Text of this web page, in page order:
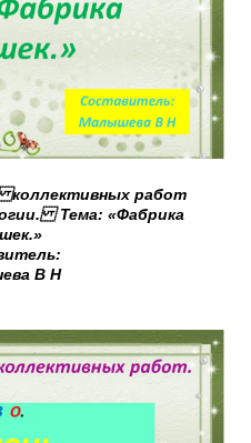
работ
Тема: «Фабрика
В Н